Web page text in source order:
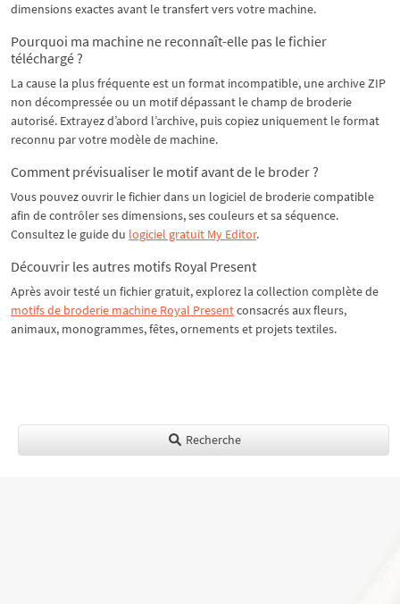
dimensions exactes avant le transfert vers votre machine.
Pourquoi ma machine ne reconnaît-elle pas le fichier
téléchargé ?
La cause la plus fréquente est un format incompatible, une archive ZIP
non décompressée ou un motif dépassant le champ de broderie
autorisé. Extrayez d’abord l’archive, puis copiez uniquement le format
reconnu par votre modèle de machine.
Comment prévisualiser le motif avant de le broder ?
Vous pouvez ouvrir le fichier dans un logiciel de broderie compatible
afin de contrôler ses dimensions, ses couleurs et sa séquence.
Consultez le guide du logiciel gratuit My Editor.
Découvrir les autres motifs Royal Present
Après avoir testé un fichier gratuit, explorez la collection complète de
motifs de broderie machine Royal Presentconsacrés aux fleurs,
animaux, monogrammes, fêtes, ornements et projets textiles.
Recherche